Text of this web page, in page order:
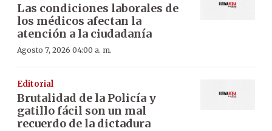
Las condiciones laborales de
los médicos afectan la
atención a la ciudadanía
Agosto 7, 2026 04:00 a. m.
Editorial
Brutalidad de la Policía y
gatillo fácil son un mal
recuerdo de la dictadura